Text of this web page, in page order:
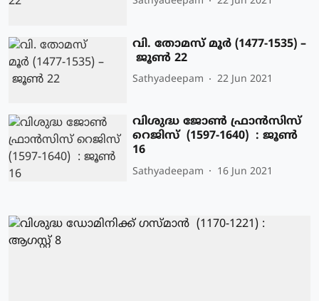
വി. തോമസ് മൂര്‍ (1477-1535) –
ജൂണ്‍ 22
Sathyadeepam 22 Jun 2021
വിശുദ്ധ ജോണ്‍ ഫ്രാന്‍സിസ്
റെജിസ് (1597-1640) : ജൂണ്‍
16
Sathyadeepam 16 Jun 2021